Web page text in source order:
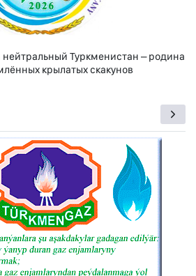
Туркменистан – родина
крылатых скакунов